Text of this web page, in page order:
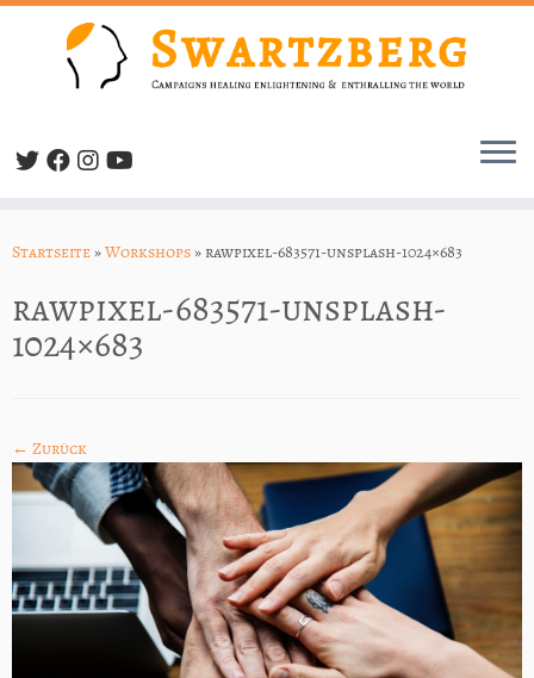
Inhalt
Startseite»Workshops» rawpixel-683571-unsplash-1024×683
rawpixel-683571-unsplash-
1024×683
← Zurück